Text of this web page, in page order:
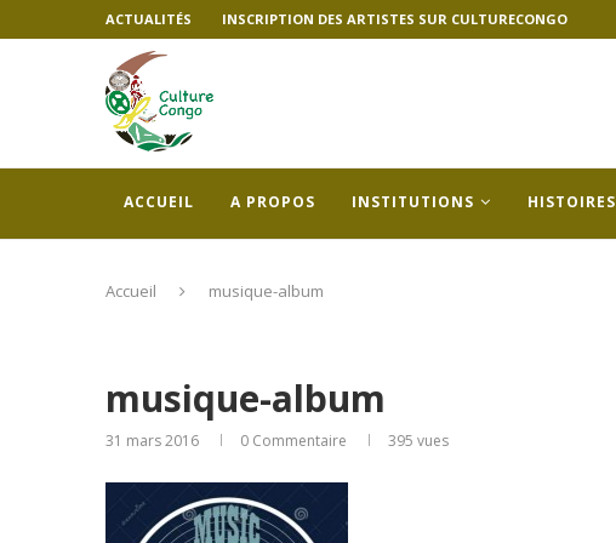
ACTUALITÉS INSCRIPTION DES ARTISTES SUR CULTURECONGO
ACCUEIL A PROPOS INSTITUTIONS HISTOIRES
Accueil musique-album
musique-album
31 mars 2016 0 Commentaire 395 vues